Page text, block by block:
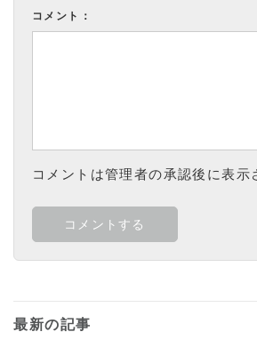
コメント：
コメントは管理者の承認後に表示
最新の記事